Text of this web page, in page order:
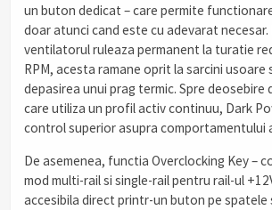
un buton dedicat – care permite
doar atunci cand este cu adevarat necesar.
ventilatorul ruleaza permanent la turatie
RPM, acesta ramane oprit la sarcini usoare
depasirea unui prag termic. Spre deosebire
care utiliza un profil activ continuu, Dark
control superior asupra comportamentului
De asemenea, functia Overclocking Key –
mod multi-rail si single-rail pentru rail-ul
accesibila direct printr-un buton pe spatele